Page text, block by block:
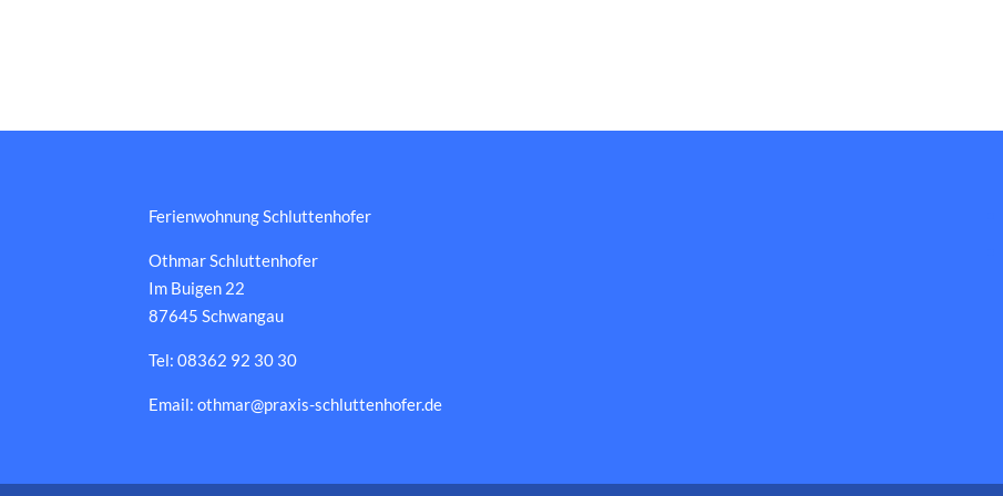
Ferienwohnung Schluttenhofer
Othmar Schluttenhofer
Im Buigen 22
87645 Schwangau
Tel: 08362 92 30 30
Email: othmar@praxis-schluttenhofer.de